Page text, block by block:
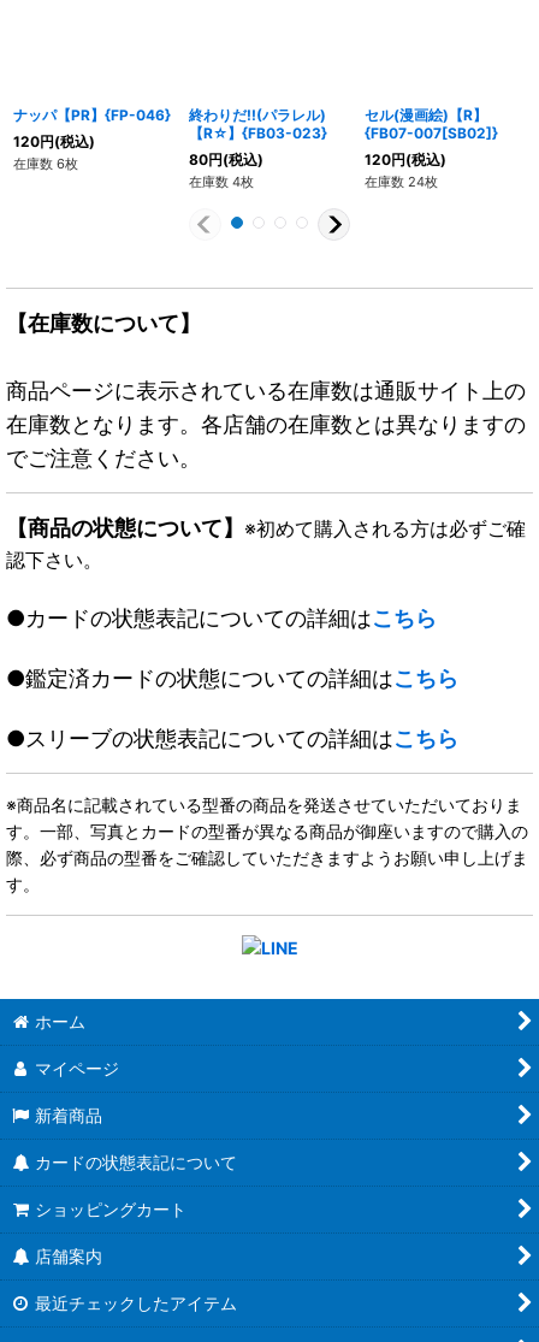
ナッパ【PR】{FP-046}
120円(税込)
在庫数 6枚
終わりだ!!(パラレル)
【R☆】{FB03-023}
80円(税込)
在庫数 4枚
セル(漫画絵)【R】
{FB07-007[SB02]}
120円(税込)
在庫数 24枚
【在庫数について】
商品ページに表示されている在庫数は通販サイト上の
在庫数となります。各店舗の在庫数とは異なりますの
でご注意ください。
【商品の状態について】 ※初めて購入される方は必ずご確
認下さい。
●カードの状態表記についての詳細はこちら
●鑑定済カードの状態についての詳細はこちら
●スリーブの状態表記についての詳細はこちら
※商品名に記載されている型番の商品を発送させていただいておりま
す。一部、写真とカードの型番が異なる商品が御座いますので購入の
際、必ず商品の型番をご確認していただきますようお願い申し上げま
す。
ホーム
マイページ
新着商品
カードの状態表記について
ショッピングカート
店舗案内
最近チェックしたアイテム